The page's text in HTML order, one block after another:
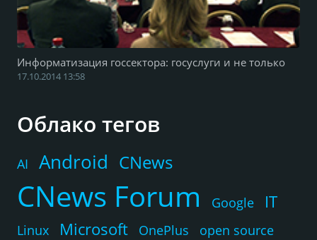
Информатизация госсектора: госуслуги и не только
17.10.2014 13:58
Облако тегов
AI Android CNews
CNews Forum Google IT
Linux Microsoft OnePlus
open source